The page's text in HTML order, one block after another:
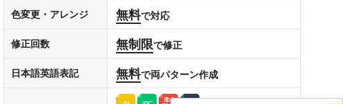
色変更・アレンジ 無料で対応
修正回数 無制限で修正
日本語英語表記 無料で両パターン作成